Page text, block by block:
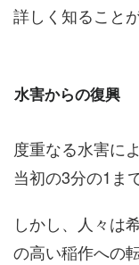
詳しく知ること
水害からの復興
度重なる水害に
当初の3分の1ま
しかし、人々は
の高い稲作への